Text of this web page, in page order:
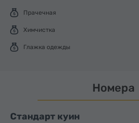
Прачечная
Химчистка
Глажка одежды
Стандарт куин
Номера